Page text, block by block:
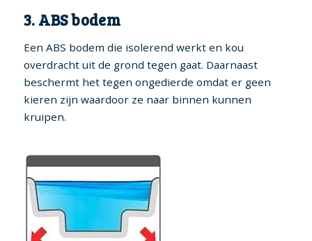
3. ABS bodem
Een ABS bodem die isolerend werkt en kou
overdracht uit de grond tegen gaat. Daarnaast
beschermt het tegen ongedierde omdat er geen
kieren zijn waardoor ze naar binnen kunnen
kruipen.